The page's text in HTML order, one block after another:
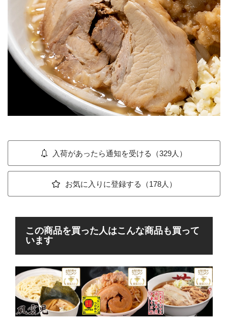
入荷があったら通知を受ける（329人）
お気に入りに登録する（178人）
この商品を買った人はこんな商品も買って
います